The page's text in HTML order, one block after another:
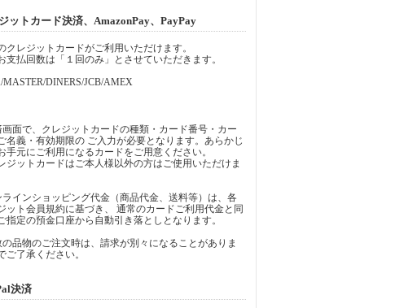
ットカード決済、AmazonPay、PayPay
クレジットカードがご利用いただけます。
支払回数は「１回のみ」とさせていただきます。
DINERS/JCB/AMEX
画面で、クレジットカードの種類・カード番号・カー
名義・有効期限の ご入力が必要となります。あらかじ
手元にご利用になるカードをご用意ください。
ジットカードはご本人様以外の方はご使用いただけま
ラインショッピング代金（商品代金、送料等）は、各
ット会員規約に基づき、 通常のカードご利用代金と同
指定の預金口座から自動引き落としとなります。
の品物のご注文時は、請求が別々になることがありま
ご了承ください。
決済